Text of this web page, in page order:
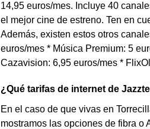
14,95 euros/mes. Incluye 40
el mejor cine de estreno. Ten en
Además, existen estos otros
euros/mes * Música Premium: 5
Cazavision: 6,95 euros/mes *
¿Qué tarifas de internet de
En el caso de que vivas en
mostramos las opciones de fibra o